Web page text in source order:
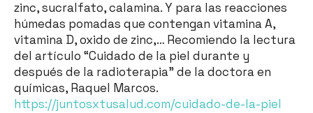
zinc, sucralfato, calamina. Y para las reacciones
húmedas pomadas que contengan vitamina A,
vitamina D, oxido de zinc,… Recomiendo la lectura
del artículo “Cuidado de la piel durante y
después de la radioterapia” de la doctora en
químicas, Raquel Marcos.
https://juntosxtusalud.com/cuidado-de-la-piel